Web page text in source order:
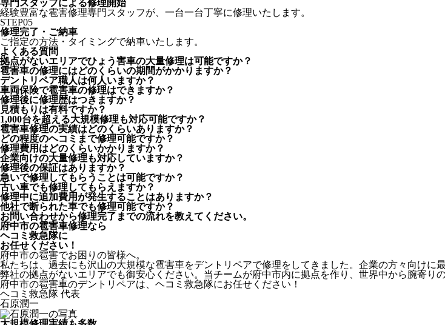
専門スタッフによる修理開始
経験豊富な雹害修理専門スタッフが、一台一台丁寧に修理いたします。
STEP05
修理完了・ご納車
ご指定の方法・タイミングで納車いたします。
よくある質問
拠点がないエリアでひょう害車の大量修理は可能ですか？
雹害車の修理にはどのくらいの期間がかかりますか？
デントリペア職人は何人いますか？
車両保険で雹害車の修理はできますか？
修理後に修理歴はつきますか？
見積もりは有料ですか？
1,000台を超える大規模修理も対応可能ですか？
雹害車修理の実績はどのくらいありますか？
どの程度のヘコミまで修理可能ですか？
修理費用はどのくらいかかりますか？
企業向けの大量修理も対応していますか？
修理後の保証はありますか？
急いで修理してもらうことは可能ですか？
古い車でも修理してもらえますか？
修理中に追加費用が発生することはありますか？
他社で断られた車でも修理可能ですか？
お問い合わせから修理完了までの流れを教えてください。
府中市の雹害車修理なら
ヘコミ救急隊に
お任せください！
府中市の雹害でお困りの皆様へ。
私たちは、過去にも沢山の大規模な雹害車をデントリペアで修理をしてきました。企業の方々向けに
弊社の拠点がないエリアでも御安心ください。当チームが府中市内に拠点を作り、世界中から腕寄り
府中市の雹害車のデントリペアは、ヘコミ救急隊にお任せください！
ヘコミ救急隊 代表
石原潤一